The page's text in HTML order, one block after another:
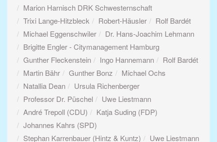
Marion Harnisch DRK Schwesternschaft
Trixi Lange-Hitzbleck
Robert-Häusler
Rolf Bardét
Michael Eggenschwiler
Dr. Hans-Joachim Lehmann
Brigitte Engler - Citymanagement Hamburg
Gunther Fleckenstein
Ingo Hannemann
Rolf Bardét
Martin Bähr
Gunther Bonz
Michael Ochs
Natallia Dean
Ursula Richenberger
Professor Dr. Püschel
Uwe Liestmann
André Trepoll (CDU)
Katja Suding (FDP)
Johannes Kahrs (SPD)
Stephan Karrenbauer (Hintz & Kuntz)
Uwe Liestmann